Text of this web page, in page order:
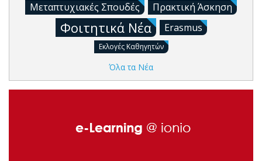
Μεταπτυχιακές Σπουδές Πρακτική Άσκηση
Φοιτητικά Νέα Erasmus
Εκλογές Καθηγητών
Όλα τα Νέα